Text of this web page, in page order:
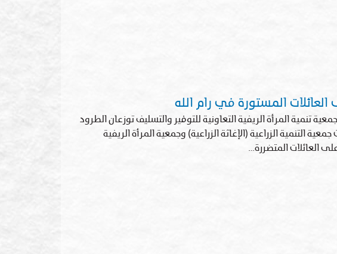
العائلات المستورة في رام الله
تنمية المرأة الريفية التعاونية للتوفير والتسليف توزعان الطرود
التنمية الزراعية (الإغاثة الزراعية) وجمعية المرأة الريفية
العائلات المتضررة…